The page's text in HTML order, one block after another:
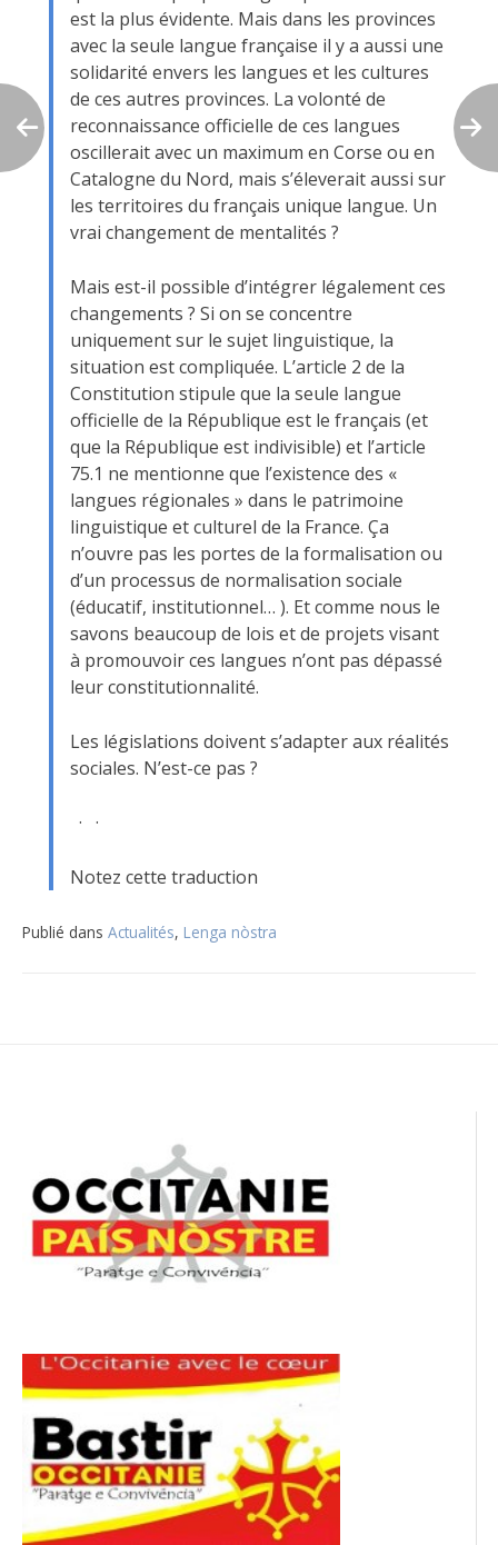
est la plus évidente. Mais dans les provinces
avec la seule langue française il y a aussi une
solidarité envers les langues et les cultures
de ces autres provinces. La volonté de
reconnaissance officielle de ces langues
oscillerait avec un maximum en Corse ou en
Catalogne du Nord, mais s’éleverait aussi sur
les territoires du français unique langue. Un
vrai changement de mentalités ?
Mais est-il possible d’intégrer légalement ces
changements ? Si on se concentre
uniquement sur le sujet linguistique, la
situation est compliquée. L’article 2 de la
Constitution stipule que la seule langue
officielle de la République est le français (et
que la République est indivisible) et l’article
75.1 ne mentionne que l’existence des «
langues régionales » dans le patrimoine
linguistique et culturel de la France. Ça
n’ouvre pas les portes de la formalisation ou
d’un processus de normalisation sociale
(éducatif, institutionnel… ). Et comme nous le
savons beaucoup de lois et de projets visant
à promouvoir ces langues n’ont pas dépassé
leur constitutionnalité.
Les législations doivent s’adapter aux réalités
sociales. N’est-ce pas ?
· ·
Notez cette traduction
Publié dans Actualités, Lenga nòstra